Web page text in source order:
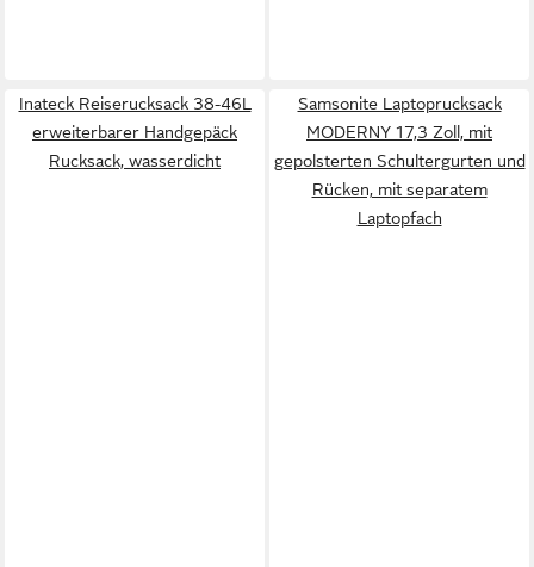
Inateck Reiserucksack 38-46L
erweiterbarer Handgepäck
Rucksack, wasserdicht
Samsonite Laptoprucksack
MODERNY 17,3 Zoll, mit
gepolsterten Schultergurten und
Rücken, mit separatem
Laptopfach